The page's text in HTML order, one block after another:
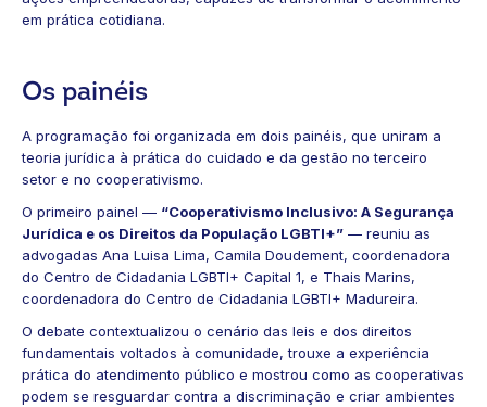
em prática cotidiana.
Os painéis
A programação foi organizada em dois painéis, que uniram a
teoria jurídica à prática do cuidado e da gestão no terceiro
setor e no cooperativismo.
O primeiro painel — “Cooperativismo Inclusivo: A Segurança
Jurídica e os Direitos da População LGBTI+” — reuniu as
advogadas Ana Luisa Lima, Camila Doudement, coordenadora
do Centro de Cidadania LGBTI+ Capital 1, e Thais Marins,
coordenadora do Centro de Cidadania LGBTI+ Madureira.
O debate contextualizou o cenário das leis e dos direitos
fundamentais voltados à comunidade, trouxe a experiência
prática do atendimento público e mostrou como as cooperativas
podem se resguardar contra a discriminação e criar ambientes